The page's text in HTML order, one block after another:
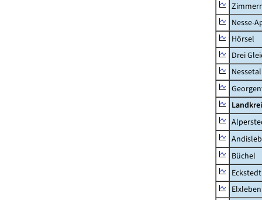
Nesse-
Hörsel
Drei
Nessetal
Büchel
Eckstedt
Elxleben